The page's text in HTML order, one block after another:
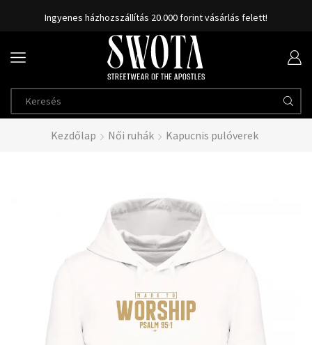
Ingyenes házhozszállítás 20.000 forint vásárlás felett!
Kezdőlap Női ruhák Kapucnis pulóverek